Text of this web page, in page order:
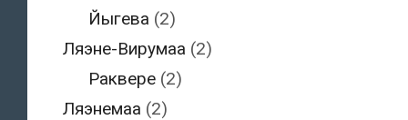
Йыгева (2)
Ляэне-Вирумаа (2)
Раквере (2)
Ляэнемаа (2)